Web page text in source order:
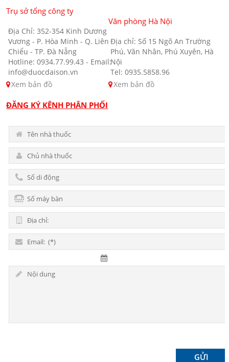
Trụ sở tổng công ty
Địa Chỉ: 352-354 Kinh Dương
Vương - P. Hòa Minh - Q. Liên
Chiểu - TP. Đà Nẵng
Hotline: 0934.77.99.43 - Email:
info@duocdaison.vn
Xem bản đồ
Văn phòng Hà Nội
Địa chỉ: Số 15 Ngõ An Trường
Phú, Văn Nhân, Phú Xuyên, Hà
Nội
Tel: 0935.5858.96
Xem bản đồ
ĐĂNG KÝ KÊNH PHÂN PHỐI